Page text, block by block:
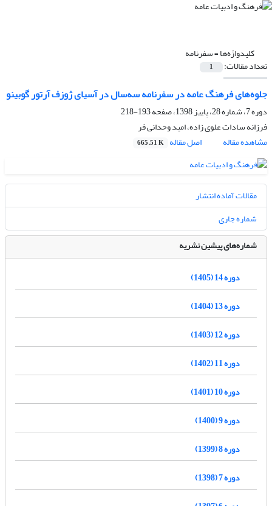
کلیدواژه‌ها =سفرنامه
تعداد مقالات: 1
جلوه‌های فرهنگ عامه در سفرنامه سه‌سال در آسیای ژوزف آرتور گوبینو
دوره 7، شماره 28، پاییز 1398، صفحه
193-218
فرزانه سادات علوی زاده، امید وحدانی فر
مشاهده مقاله
اصل مقاله 665.51 K
مقالات آماده انتشار
شماره جاری
شماره‌های پیشین نشریه
دوره 14 (1405)
دوره 13 (1404)
دوره 12 (1403)
دوره 11 (1402)
دوره 10 (1401)
دوره 9 (1400)
دوره 8 (1399)
دوره 7 (1398)